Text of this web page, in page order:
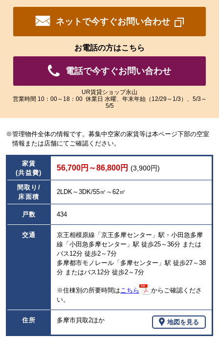
拡
大
さ
い
だ
ま
す。
拡
い
だ
ま
ネットで今すぐお問い合わせ
お電話の方はこちら
電話で今すぐお問い合わせ
UR賃貸ショップ永山
営業時間 10：00～18：00 休業日 水曜、年末年始（12/29～1/3）、5/3～
5/5
※管理物件全体の情報です。募集中空家の家賃等は本ページ下部の空室
情報または店舗にてご確認ください。
家賃
(共益費)
56,700円～86,800円 (3,900円)
間取り/
床面積
2LDK～3DK/55㎡～62㎡
戸数 434
交通
京王相模原線「京王多摩センター」駅・小田急多摩
線「小田急多摩センター」駅 徒歩25～36分 または
バス12分 徒歩2～7分
多摩都市モノレール「多摩センター」駅 徒歩27～38
分 またはバス12分 徒歩2～7分
※住棟別の所要時間は こちら
からご確認くださ
い。
住所 多摩市貝取2ほか 地図を見る